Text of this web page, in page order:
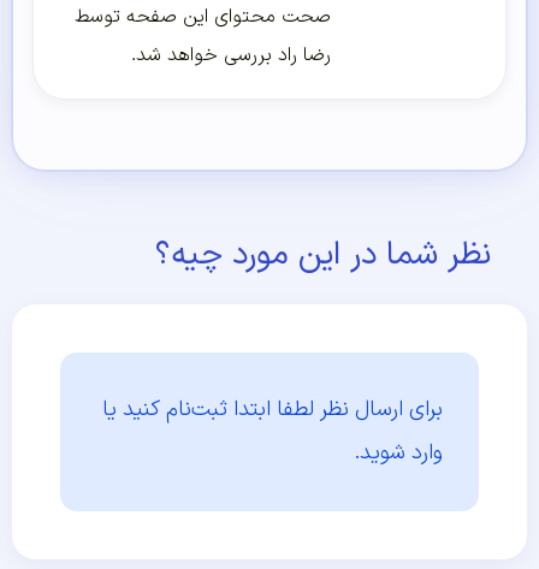
صحت محتوای این صفحه توسط
رضا راد بررسی خواهد شد.
نظر شما در این مورد چیه؟
برای ارسال نظر لطفا ابتدا ثبت‌نام کنید یا
وارد شوید.